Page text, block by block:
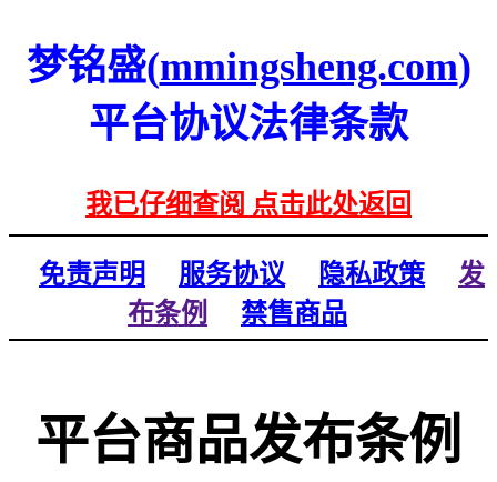
梦铭盛(mmingsheng.com)
平台协议法律条款
我已仔细查阅 点击此处返回
免责声明 服务协议 隐私政策
发
布条例
禁售商品
平台商品发布条例